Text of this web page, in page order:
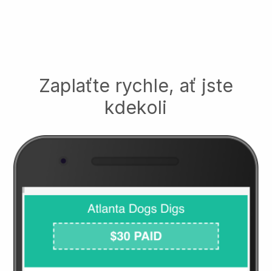
Zaplaťte rychle, ať jste
kdekoli